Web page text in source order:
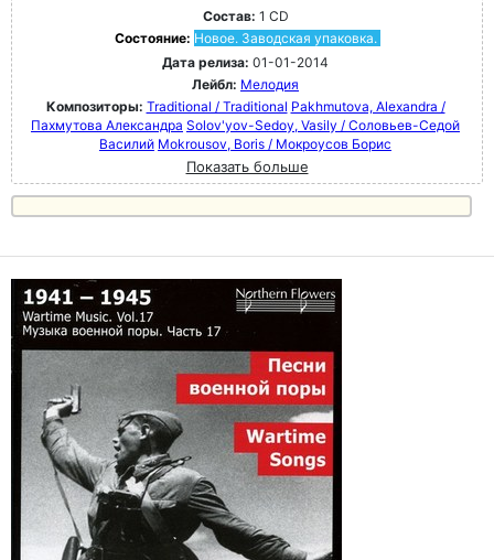
Состав: 1 CD
Состояние: Новое. Заводская упаковка.
Дата релиза: 01-01-2014
Лейбл: Мелодия
Композиторы: Traditional / Traditional Pakhmutova, Alexandra /
Пахмутова Александра Solov'yov-Sedoy, Vasily / Соловьев-Седой
Василий Mokrousov, Boris / Мокроусов Борис
Показать больше